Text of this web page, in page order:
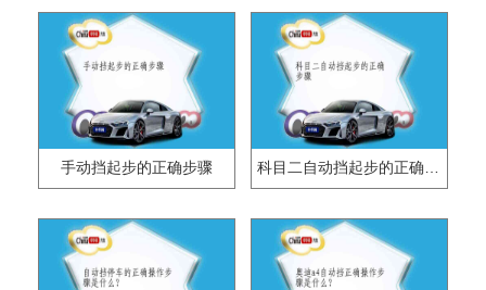
手动挡起步的正确步骤 科目二自动挡起步的正确步骤